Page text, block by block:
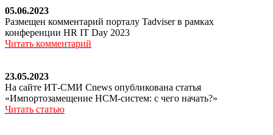
05.06.2023
Размещен комментарий порталу Tadviser в рамках
конференции HR IT Day 2023
Читать комментарий
23.05.2023
На сайте ИТ-СМИ Сnews опубликована статья
«Импортозамещение HCM-систем: с чего начать?»
Читать статью